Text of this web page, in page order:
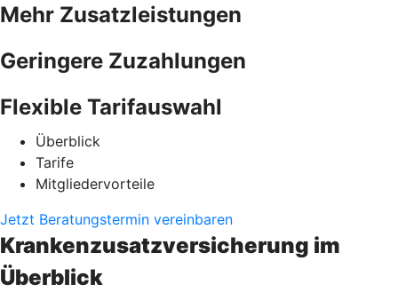
Mehr Zusatzleistungen
Geringere Zuzahlungen
Flexible Tarifauswahl
Überblick
Tarife
Mitgliedervorteile
Jetzt Beratungstermin vereinbaren
Krankenzusatzversicherung im
Überblick